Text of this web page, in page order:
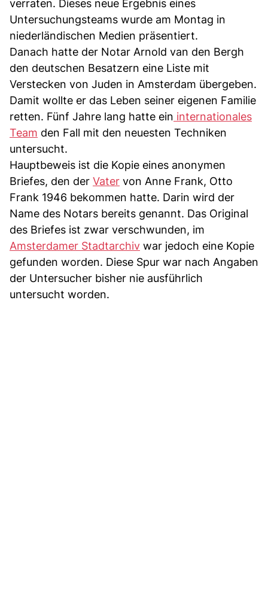
verraten. Dieses neue Ergebnis eines
Untersuchungsteams wurde am Montag in
niederländischen Medien präsentiert.
Danach hatte der Notar Arnold van den Bergh
den deutschen Besatzern eine Liste mit
Verstecken von Juden in Amsterdam übergeben.
Damit wollte er das Leben seiner eigenen Familie
retten. Fünf Jahre lang hatte ein internationales
Team den Fall mit den neuesten Techniken
untersucht.
Hauptbeweis ist die Kopie eines anonymen
Briefes, den der Vater von Anne Frank, Otto
Frank 1946 bekommen hatte. Darin wird der
Name des Notars bereits genannt. Das Original
des Briefes ist zwar verschwunden, im
Amsterdamer Stadtarchiv war jedoch eine Kopie
gefunden worden. Diese Spur war nach Angaben
der Untersucher bisher nie ausführlich
untersucht worden.